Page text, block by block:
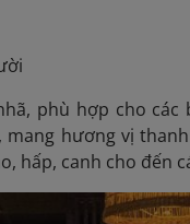
phù hợp cho
hương vị
hấp, canh cho đến